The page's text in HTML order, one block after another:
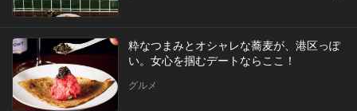
粋なつまみとオシャレな蕎麦が、港区っぽ
い。女心を掴むデートならここ！
グルメ